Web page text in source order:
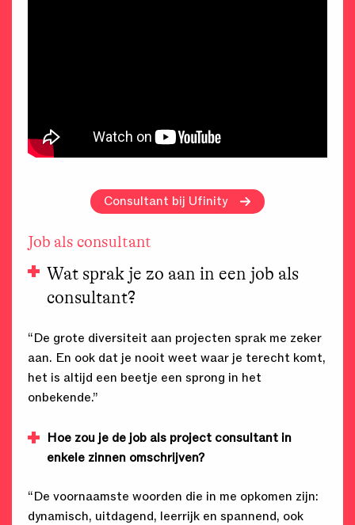
Consultant bij Ufinity
Job als consultant
Wat sprak je zo aan in een job als
consultant?
“De grote diversiteit aan projecten sprak me zeker
aan. En ook dat je nooit weet waar je terecht komt,
het is altijd een beetje een sprong in het
onbekende.”
Hoe zou je de job als project consultant in
enkele zinnen omschrijven?
“De voornaamste woorden die in me opkomen zijn:
dynamisch, uitdagend, leerrijk en spannend, ook